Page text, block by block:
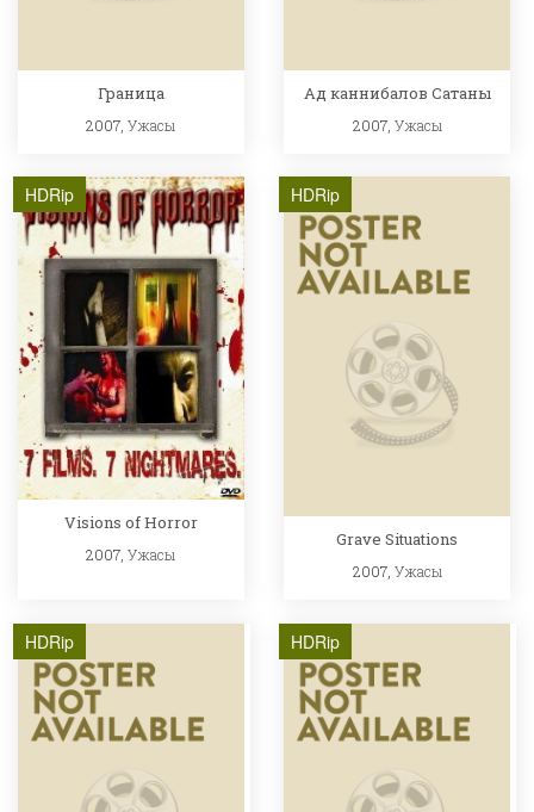
Граница
2007,Ужасы
Ад каннибалов Сатаны
2007, Ужасы
HDRip
Visions of Horror
2007,Ужасы
HDRip
Grave Situations
2007, Ужасы
HDRip HDRip